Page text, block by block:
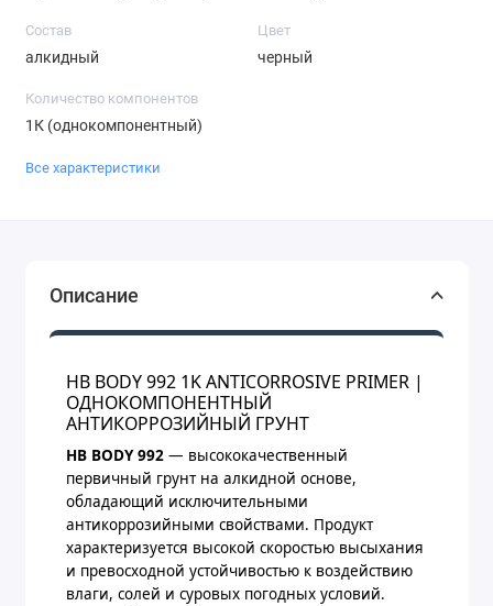
Состав
алкидный
Цвет
черный
Количество компонентов
1К (однокомпонентный)
Все характеристики
Описание
HB BODY 992 1K ANTICORROSIVE PRIMER |
ОДНОКОМПОНЕНТНЫЙ
АНТИКОРРОЗИЙНЫЙ ГРУНТ
HB BODY 992 — высококачественный
первичный грунт на алкидной основе,
обладающий исключительными
антикоррозийными свойствами. Продукт
характеризуется высокой скоростью высыхания
и превосходной устойчивостью к воздействию
влаги, солей и суровых погодных условий.